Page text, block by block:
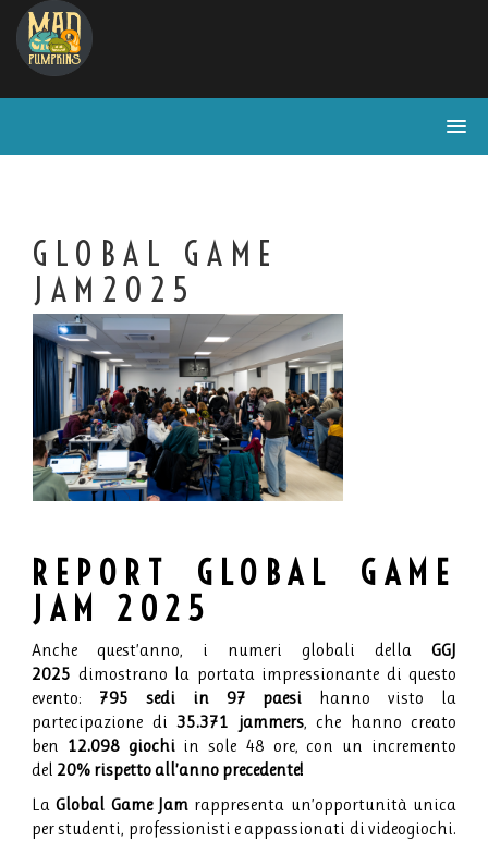
GLOBAL GAME
JAM2025
REPORT GLOBAL GAME
JAM 2025
Anche quest’anno, i numeri globali della GGJ
2025 dimostrano la portata impressionante di questo
evento: 795 sedi in 97 paesi hanno visto la
partecipazione di 35.371 jammers, che hanno creato
ben 12.098 giochiin sole 48 ore, con un incremento
del 20% rispetto all’anno precedente!
LaGlobal Game Jam rappresenta un’opportunità unica
per studenti, professionisti e appassionati di videogiochi.